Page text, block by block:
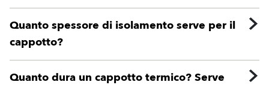
Quanto spessore di isolamento serve per il
cappotto?
Quanto dura un cappotto termico? Serve